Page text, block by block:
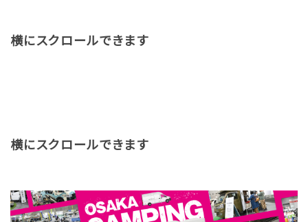
横にスクロールできます
横にスクロールできます